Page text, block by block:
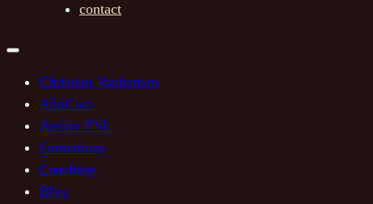
contact
Christian Vanhenten
AïkiCom
Atelier PNL
Formations
Coaching
Blog